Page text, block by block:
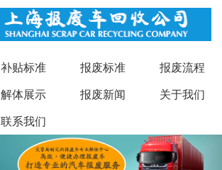
补贴标准 报废标准
报废流程
解体展示
报废新闻
关于我们
联系我们